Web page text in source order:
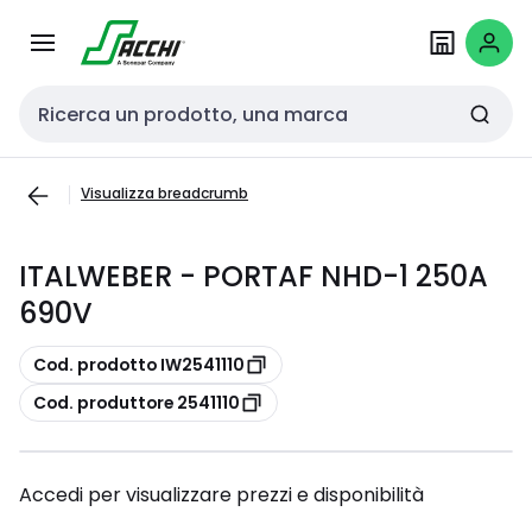
navigazionecontenuto
Cerca input
Visualizza breadcrumb
ITALWEBER - PORTAF NHD-1 250A
690V
copia
Cod. prodotto IW2541110
copia
Cod. produttore 2541110
Accedi per visualizzare prezzi e disponibilità